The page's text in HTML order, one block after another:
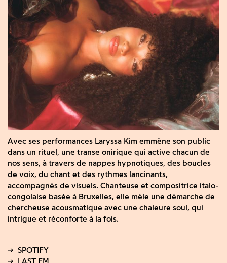
Avec ses performances Laryssa Kim emmène son public
dans un rituel, une transe onirique qui active chacun de
nos sens, à travers de nappes hypnotiques, des boucles
de voix, du chant et des rythmes lancinants,
accompagnés de visuels. Chanteuse et compositrice italo-
congolaise basée à Bruxelles, elle mèle une démarche de
chercheuse acousmatique avec une chaleure soul, qui
intrigue et réconforte à la fois.